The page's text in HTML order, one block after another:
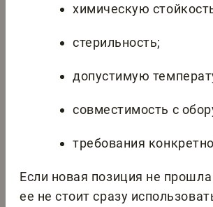
химическую
стерильность;
допустимую
совместимость с
требования
Если новая позиция не прошла
ее не стоит сразу